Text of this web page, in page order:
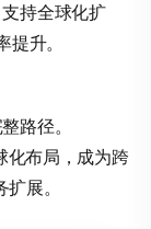
持全球化扩
升。
路径。
化布局，成为跨
展。